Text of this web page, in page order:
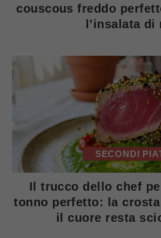
couscous freddo
l’insalata di
SECONDI
Il trucco dello chef
tonno perfetto: la
il cuore resta